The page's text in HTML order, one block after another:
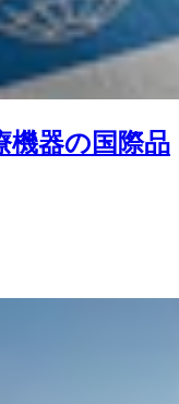
機器の国際品